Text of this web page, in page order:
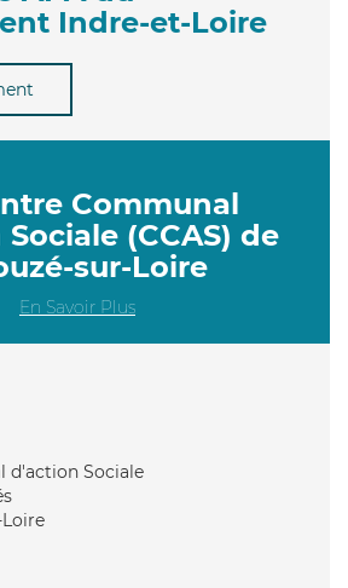
Indre-et-Loire
Communal
(CCAS) de
sur-Loire
En Savoir Plus
d'action Sociale